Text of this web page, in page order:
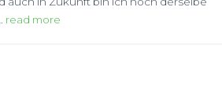
read more